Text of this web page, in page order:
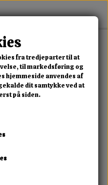
Fetish Paddle Sort
fra tredjeparter til at
til markedsføring og
hjemmeside anvendes af
dit samtykke ved at
på siden.